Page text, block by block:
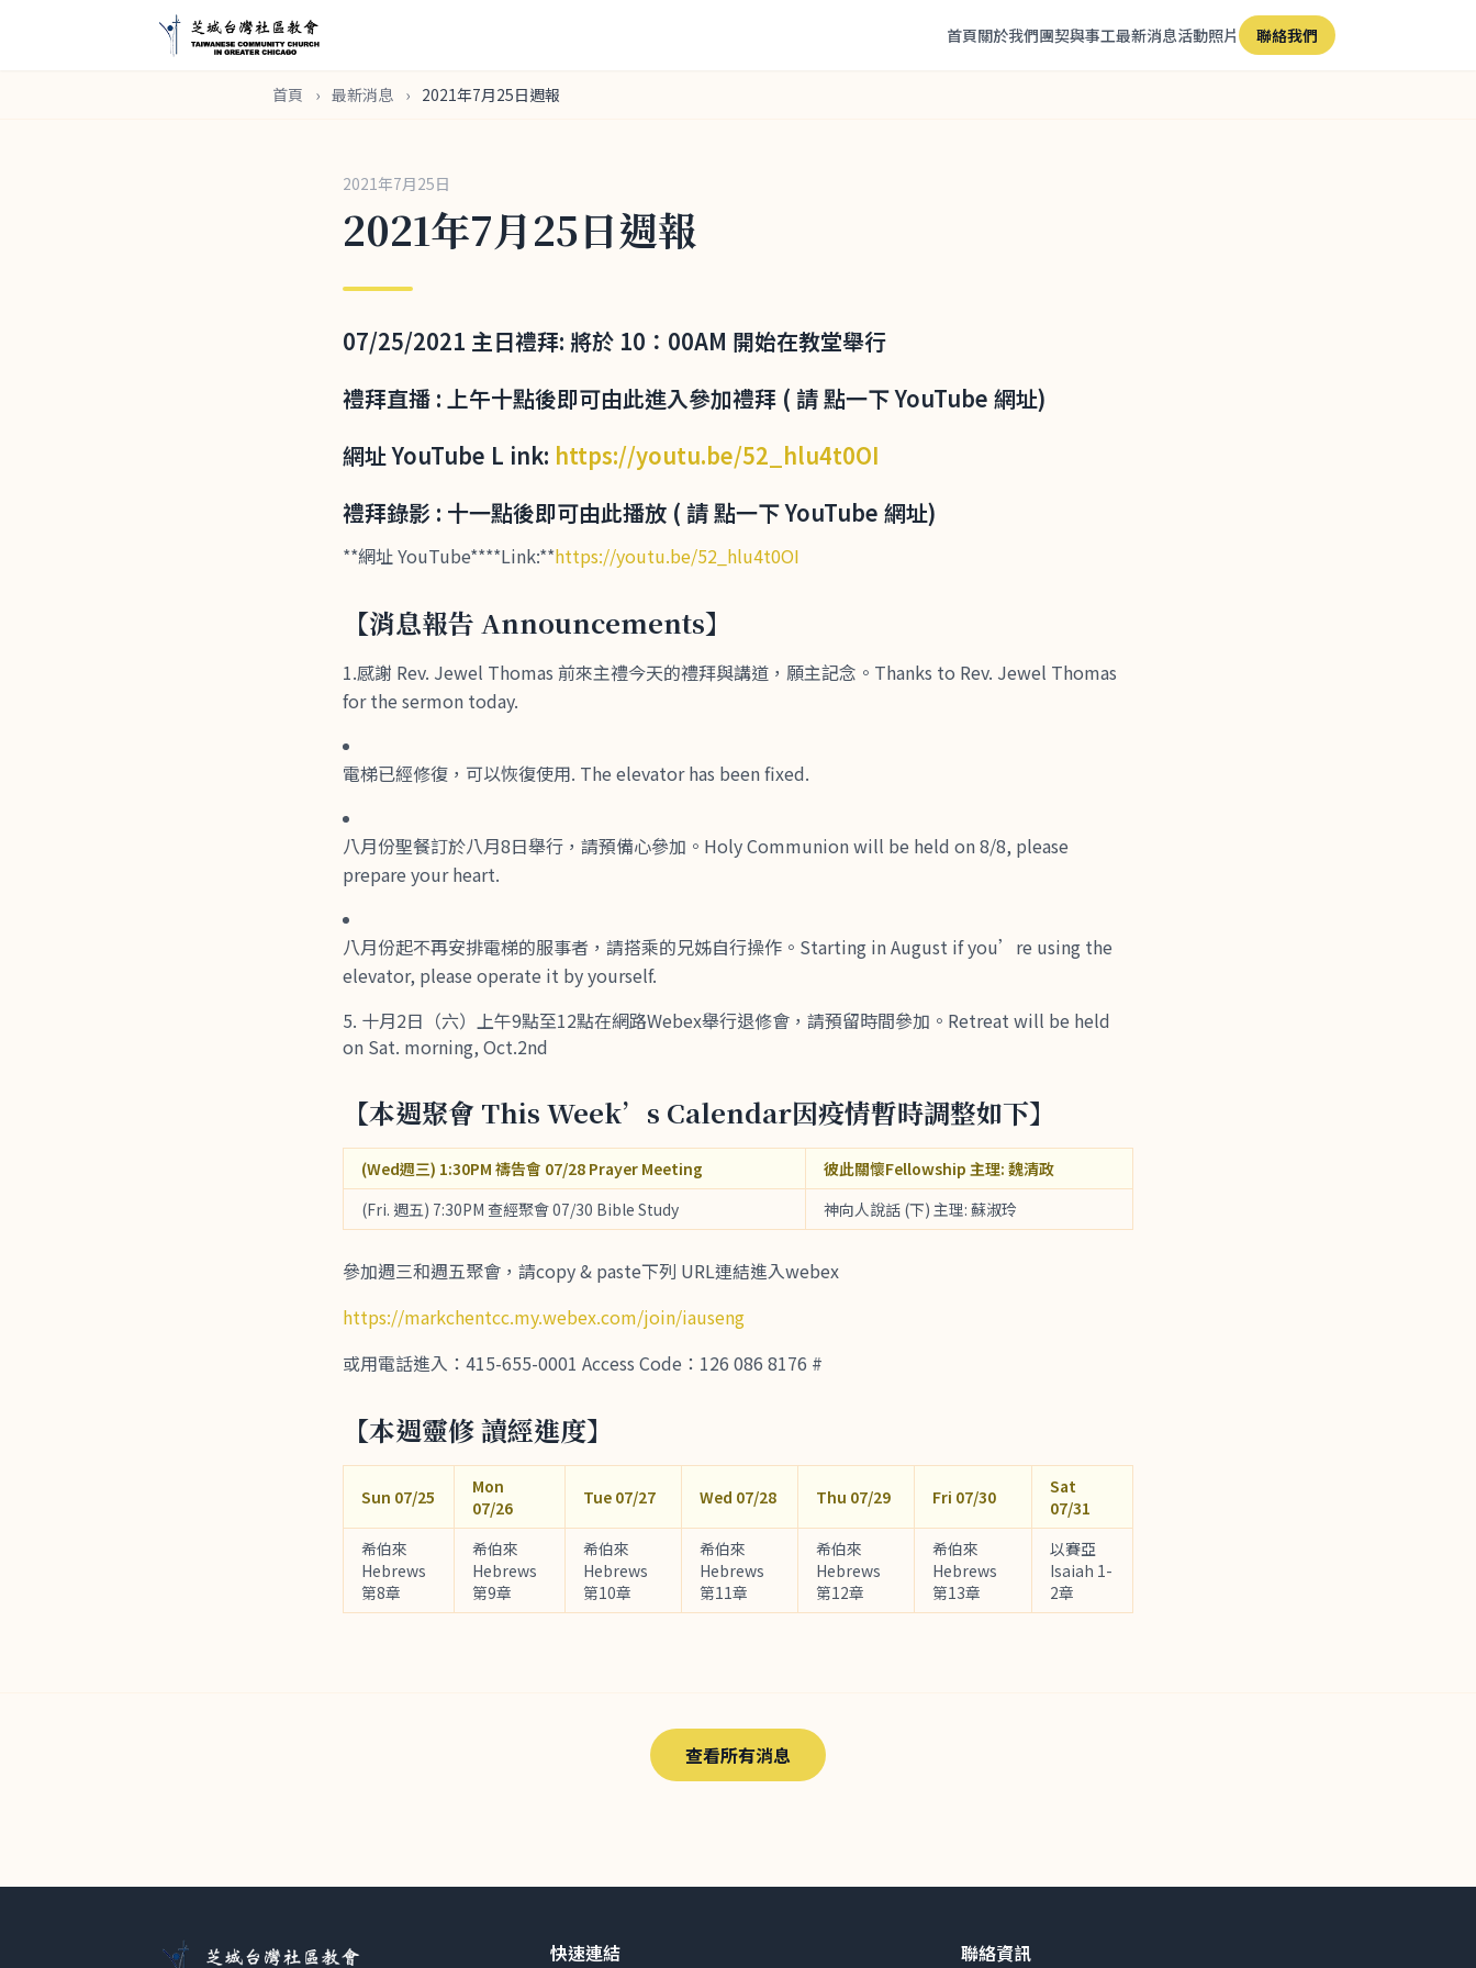
首頁關於我們團契與事工最新消息活動照片 聯絡我們
首頁 › 最新消息 › 2021年7月25日週報
2021年7月25日
2021年7月25日週報
07/25/2021 主日禮拜: 將於 10：00AM 開始在教堂舉行
禮拜直播 : 上午十點後即可由此進入參加禮拜 ( 請 點一下 YouTube 網址)
網址 YouTube L ink: https://youtu.be/52_hlu4t0OI
禮拜錄影 : 十一點後即可由此播放 ( 請 點一下 YouTube 網址)
**網址 YouTube****Link:**https://youtu.be/52_hlu4t0OI
【消息報告 Announcements】
1.感謝 Rev. Jewel Thomas 前來主禮今天的禮拜與講道，願主記念。Thanks to Rev. Jewel Thomas
for the sermon today.
電梯已經修復，可以恢復使用. The elevator has been fixed.
八月份聖餐訂於八月8日舉行，請預備心參加。Holy Communion will be held on 8/8, please
prepare your heart.
八月份起不再安排電梯的服事者，請搭乘的兄姊自行操作。Starting in August if you’re using the
elevator, please operate it by yourself.
十月2日（六）上午9點至12點在網路Webex舉行退修會，請預留時間參加。Retreat will be held
on Sat. morning, Oct.2nd
【本週聚會 This Week’s Calendar因疫情暫時調整如下】
(Wed週三) 1:30PM 禱告會 07/28 Prayer Meeting
彼此關懷Fellowship 主理: 魏清政
(Fri. 週五) 7:30PM 查經聚會 07/30 Bible Study
神向人說話 (下) 主理: 蘇淑玲
參加週三和週五聚會，請copy & paste下列 URL連結進入webex
https://markchentcc.my.webex.com/join/iauseng
或用電話進入：415-655-0001 Access Code：126 086 8176 #
【本週靈修 讀經進度】
Sun 07/25
Mon
07/26
Tue 07/27 Wed 07/28 Thu 07/29 Fri 07/30
Sat
07/31
希伯來
Hebrews
第8章
希伯來
Hebrews
第9章
希伯來
Hebrews
第10章
希伯來
Hebrews
第11章
希伯來
Hebrews
第12章
希伯來
Hebrews
第13章
以賽亞
Isaiah 1-
2章
查看所有消息
快速連結 聯絡資訊